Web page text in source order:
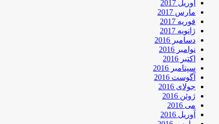
آوریل 2017
مارس 2017
فوریه 2017
ژانویه 2017
دسامبر 2016
نوامبر 2016
اکتبر 2016
سپتامبر 2016
آگوست 2016
جولای 2016
ژوئن 2016
می 2016
آوریل 2016